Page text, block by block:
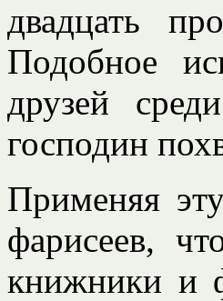
двадцать
Подобное
друзей
господин
Применяя
фарисеев,
книжники и